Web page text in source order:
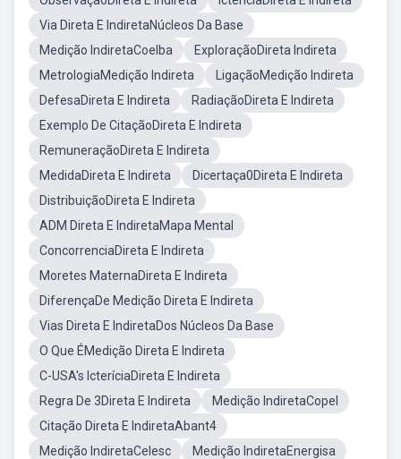
Via Direta E IndiretaNúcleos Da Base
Medição IndiretaCoelba
ExploraçãoDireta Indireta
MetrologiaMedição Indireta
LigaçãoMedição Indireta
DefesaDireta E Indireta
RadiaçãoDireta E Indireta
Exemplo De CitaçãoDireta E Indireta
RemuneraçãoDireta E Indireta
MedidaDireta E Indireta
Dicertaça0Direta E Indireta
DistribuiçãoDireta E Indireta
ADM Direta E IndiretaMapa Mental
ConcorrenciaDireta E Indireta
Moretes MaternaDireta E Indireta
DiferençaDe Medição Direta E Indireta
Vias Direta E IndiretaDos Núcleos Da Base
O Que ÉMedição Direta E Indireta
C-USA's IcteríciaDireta E Indireta
Regra De 3Direta E Indireta
Medição IndiretaCopel
Citação Direta E IndiretaAbant4
Medição IndiretaCelesc
Medição IndiretaEnergisa